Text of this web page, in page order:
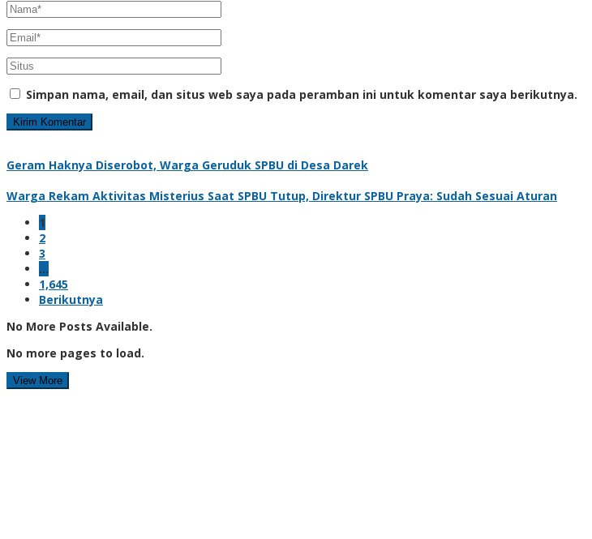
Simpan nama, email, dan situs web saya pada peramban ini untuk komentar saya berikutnya.
Geram Haknya Diserobot, Warga Geruduk SPBU di Desa Darek
Warga Rekam Aktivitas Misterius Saat SPBU Tutup, Direktur SPBU Praya: Sudah Sesuai Aturan
1
2
3
…
1,645
Berikutnya
No More Posts Available.
No more pages to load.
View More